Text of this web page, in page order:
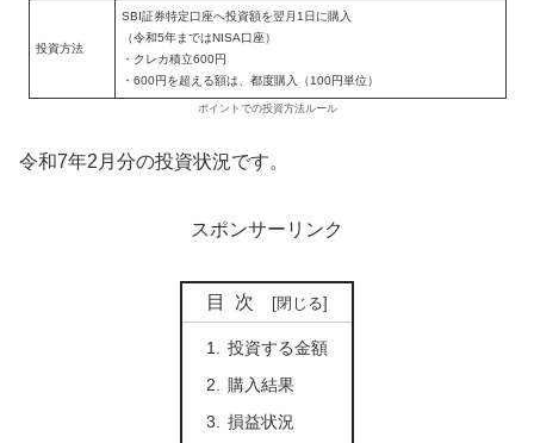
投資方法
SBI証券特定口座へ投資額を翌月1日に購入
（令和5年まではNISA口座）
・クレカ積立600円
・600円を超える額は、都度購入（100円単位）
ポイントでの投資方法ルール
令和7年2月分の投資状況です。
スポンサーリンク
目次
投資する金額
購入結果
損益状況